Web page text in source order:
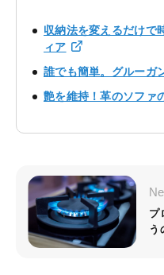
収納法を変えるだけで
ィア
誰でも簡単。グルーガ
艶を維持！革のソファ
プ
う